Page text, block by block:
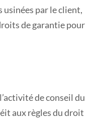
usinées par le client,
de garantie pour
de conseil du
aux règles du droit